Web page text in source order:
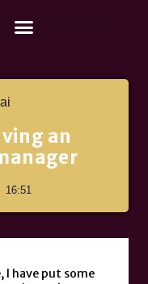
an
16:51
I have put some